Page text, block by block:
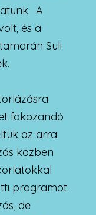
A
és a
Suli
fokozandó
az arra
közben
programot.
de